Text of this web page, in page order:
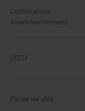
Certifications
environnementales
LEED
Fin de vie utile